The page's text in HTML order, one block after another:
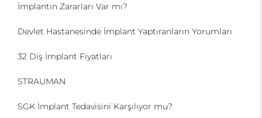
İmplantın Zararları Var mı?
Devlet Hastanesinde İmplant Yaptıranların Yorumları
32 Diş İmplant Fiyatları
STRAUMAN
SGK İmplant Tedavisini Karşılıyor mu?